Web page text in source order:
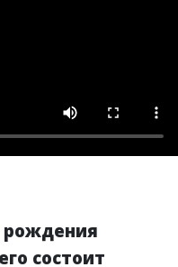
рождения
состоит